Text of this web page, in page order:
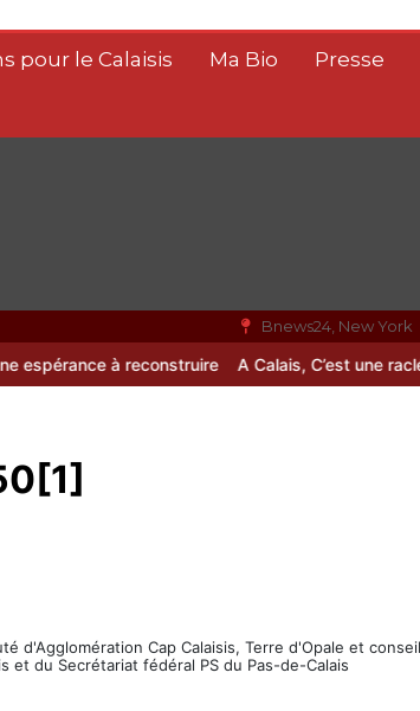
pour le Calaisis Ma Bio Presse
Bnews24, New York
à reconstruire A Calais, C’est une raclée !!!
d'Agglomération Cap Calaisis, Terre d'Opale et
et du Secrétariat fédéral PS du Pas-de-Calais